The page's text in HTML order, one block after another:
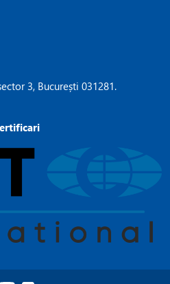
3, București 031281.